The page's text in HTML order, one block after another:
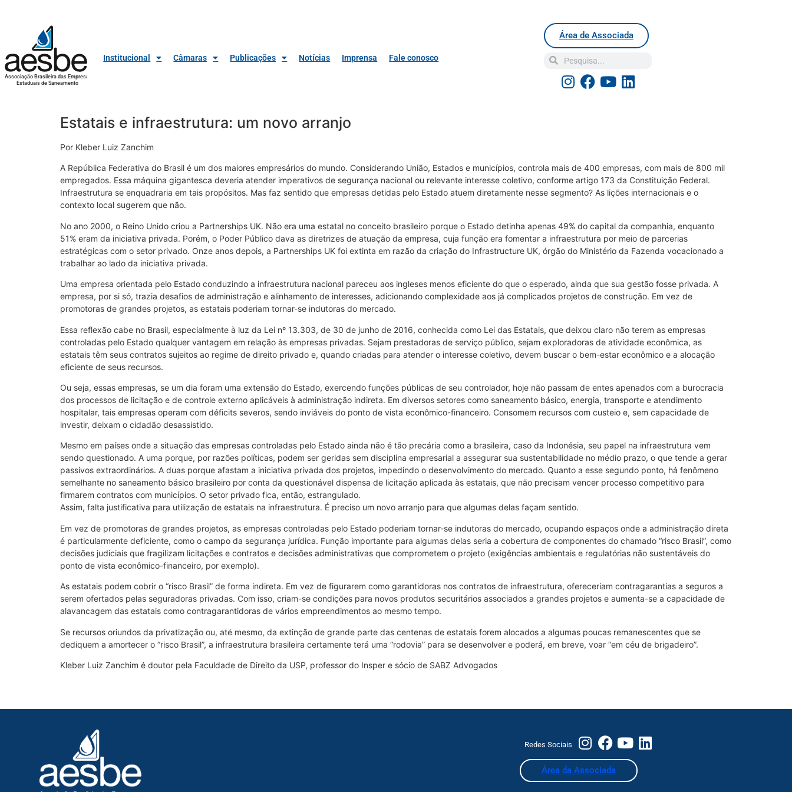
Associação Brasileira das Empresas
Estaduais de Saneamento
Institucional Câmaras Publicações Notícias Imprensa Fale conosco
Área de Associada
Estatais e infraestrutura: um novo arranjo
Por Kleber Luiz Zanchim
A República Federativa do Brasil é um dos maiores empresários do mundo. Considerando União, Estados e municípios, controla mais de 400 empresas, com mais de 800 mil
empregados. Essa máquina gigantesca deveria atender imperativos de segurança nacional ou relevante interesse coletivo, conforme artigo 173 da Constituição Federal.
Infraestrutura se enquadraria em tais propósitos. Mas faz sentido que empresas detidas pelo Estado atuem diretamente nesse segmento? As lições internacionais e o
contexto local sugerem que não.
No ano 2000, o Reino Unido criou a Partnerships UK. Não era uma estatal no conceito brasileiro porque o Estado detinha apenas 49% do capital da companhia, enquanto
51% eram da iniciativa privada. Porém, o Poder Público dava as diretrizes de atuação da empresa, cuja função era fomentar a infraestrutura por meio de parcerias
estratégicas com o setor privado. Onze anos depois, a Partnerships UK foi extinta em razão da criação do Infrastructure UK, órgão do Ministério da Fazenda vocacionado a
trabalhar ao lado da iniciativa privada.
Uma empresa orientada pelo Estado conduzindo a infraestrutura nacional pareceu aos ingleses menos eficiente do que o esperado, ainda que sua gestão fosse privada. A
empresa, por si só, trazia desafios de administração e alinhamento de interesses, adicionando complexidade aos já complicados projetos de construção. Em vez de
promotoras de grandes projetos, as estatais poderiam tornar-se indutoras do mercado.
Essa reflexão cabe no Brasil, especialmente à luz da Lei nº 13.303, de 30 de junho de 2016, conhecida como Lei das Estatais, que deixou claro não terem as empresas
controladas pelo Estado qualquer vantagem em relação às empresas privadas. Sejam prestadoras de serviço público, sejam exploradoras de atividade econômica, as
estatais têm seus contratos sujeitos ao regime de direito privado e, quando criadas para atender o interesse coletivo, devem buscar o bem-estar econômico e a alocação
eficiente de seus recursos.
Ou seja, essas empresas, se um dia foram uma extensão do Estado, exercendo funções públicas de seu controlador, hoje não passam de entes apenados com a burocracia
dos processos de licitação e de controle externo aplicáveis à administração indireta. Em diversos setores como saneamento básico, energia, transporte e atendimento
hospitalar, tais empresas operam com déficits severos, sendo inviáveis do ponto de vista econômico-financeiro. Consomem recursos com custeio e, sem capacidade de
investir, deixam o cidadão desassistido.
Mesmo em países onde a situação das empresas controladas pelo Estado ainda não é tão precária como a brasileira, caso da Indonésia, seu papel na infraestrutura vem
sendo questionado. A uma porque, por razões políticas, podem ser geridas sem disciplina empresarial a assegurar sua sustentabilidade no médio prazo, o que tende a gerar
passivos extraordinários. A duas porque afastam a iniciativa privada dos projetos, impedindo o desenvolvimento do mercado. Quanto a esse segundo ponto, há fenômeno
semelhante no saneamento básico brasileiro por conta da questionável dispensa de licitação aplicada às estatais, que não precisam vencer processo competitivo para
firmarem contratos com municípios. O setor privado fica, então, estrangulado.
Assim, falta justificativa para utilização de estatais na infraestrutura. É preciso um novo arranjo para que algumas delas façam sentido.
Em vez de promotoras de grandes projetos, as empresas controladas pelo Estado poderiam tornar-se indutoras do mercado, ocupando espaços onde a administração direta
é particularmente deficiente, como o campo da segurança jurídica. Função importante para algumas delas seria a cobertura de componentes do chamado “risco Brasil”, como
decisões judiciais que fragilizam licitações e contratos e decisões administrativas que comprometem o projeto (exigências ambientais e regulatórias não sustentáveis do
ponto de vista econômico-financeiro, por exemplo).
As estatais podem cobrir o “risco Brasil” de forma indireta. Em vez de figurarem como garantidoras nos contratos de infraestrutura, ofereceriam contragarantias a seguros a
serem ofertados pelas seguradoras privadas. Com isso, criam-se condições para novos produtos securitários associados a grandes projetos e aumenta-se a capacidade de
alavancagem das estatais como contragarantidoras de vários empreendimentos ao mesmo tempo.
Se recursos oriundos da privatização ou, até mesmo, da extinção de grande parte das centenas de estatais forem alocados a algumas poucas remanescentes que se
dediquem a amortecer o “risco Brasil”, a infraestrutura brasileira certamente terá uma “rodovia” para se desenvolver e poderá, em breve, voar “em céu de brigadeiro”.
Kleber Luiz Zanchim é doutor pela Faculdade de Direito da USP, professor do Insper e sócio de SABZ Advogados
Redes Sociais
Área da Associada